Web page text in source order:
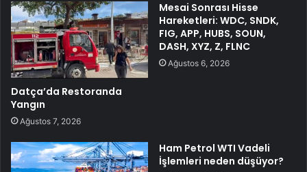
Datça’da Restoranda
Yangın
Ağustos 7, 2026
Mesai Sonrası Hisse
Hareketleri: WDC, SNDK,
FIG, APP, HUBS, SOUN,
DASH, XYZ, Z, FLNC
Ağustos 6, 2026
Ham Petrol WTI Vadeli
İşlemleri neden düşüyor?